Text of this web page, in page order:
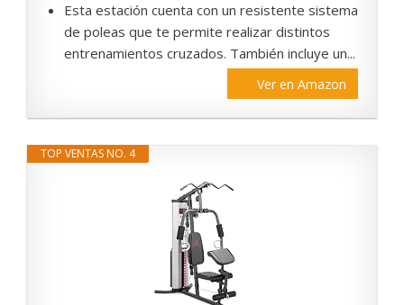
Esta estación cuenta con un resistente sistema
de poleas que te permite realizar distintos
entrenamientos cruzados. También incluye un...
Ver en Amazon
TOP VENTAS NO. 4